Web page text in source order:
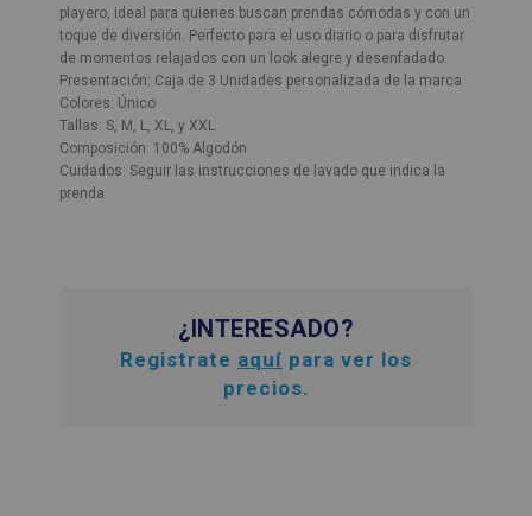
playero, ideal para quienes buscan prendas cómodas y con un
toque de diversión. Perfecto para el uso diario o para disfrutar
de momentos relajados con un look alegre y desenfadado.
Presentación: Caja de 3 Unidades personalizada de la marca
Colores: Único
Tallas: S, M, L, XL, y XXL
Composición: 100% Algodón
Cuidados: Seguir las instrucciones de lavado que indica la
prenda
¿INTERESADO?
Registrate aquí para ver los
precios.